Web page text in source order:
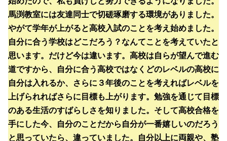
馬渕教室には友達同士で切磋琢磨する環境がありました。
やがて学年が上がると高校入試のことを考え始めました。
自分に合う学校はどこだろう？なんてことを考えていたと
思います。だけど今は違います。高校は自らが望んで進む
道ですから、自分に合う高校ではなくどのレベルの高校に
自分は入れるか、さらに３年後のことを考えればレベルを
上げられればさらに目標も上がります。勉強を通じて目標
のある生活のすばらしさを知りました。そして高校合格を
手にした今、自分のことだから自分が一番嬉しいのだろう
と思っていたら、違っていました。自分以上に両親や、塾